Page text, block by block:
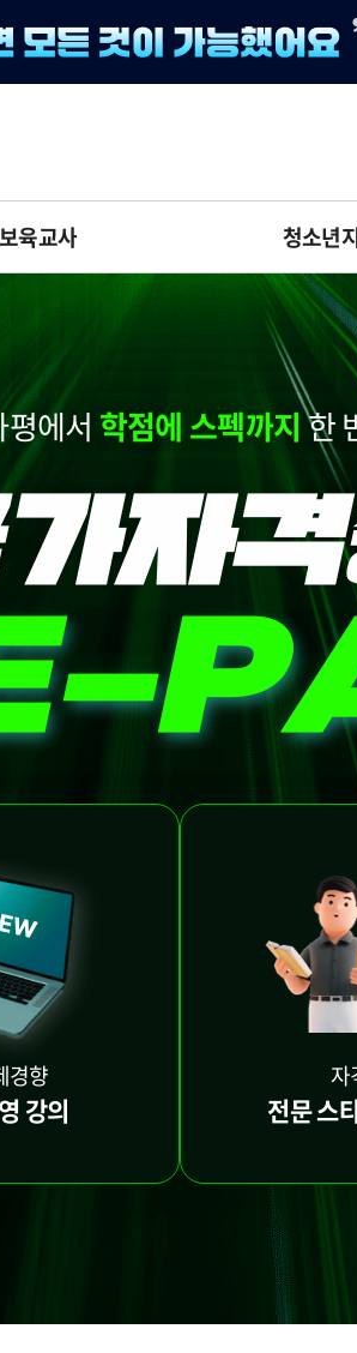
보육교사 청소년
에서 학점에 스펙까지한
경향
강의
자
전문 스